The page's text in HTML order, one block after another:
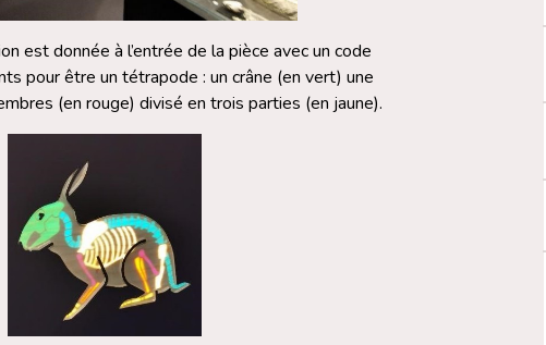
est donnée à l’entrée de la pièce avec un code
pour être un tétrapode : un crâne (en vert) une
(en rouge) divisé en trois parties (en jaune).